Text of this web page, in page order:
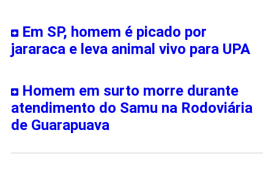
Em SP, homem é picado por
jararaca e leva animal vivo para UPA
Homem em surto morre durante
atendimento do Samu na Rodoviária
de Guarapuava